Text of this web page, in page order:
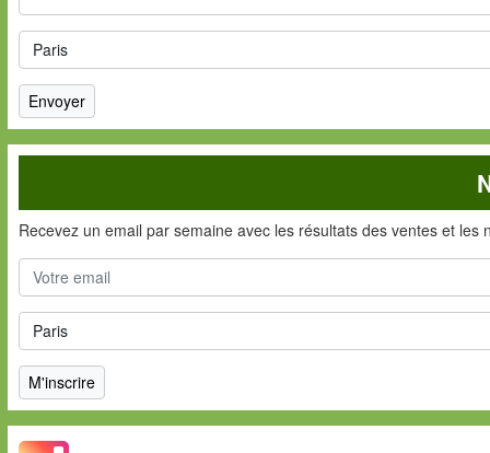
Recevez un email par semaine avec les résultats des ventes et